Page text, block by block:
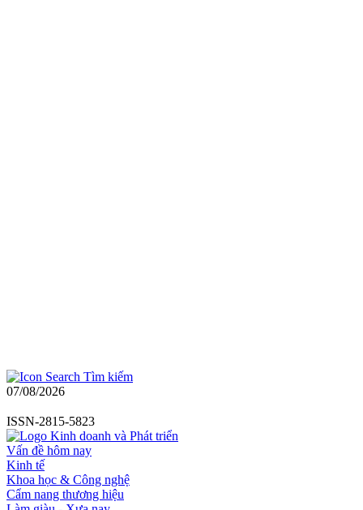
Tìm kiếm
07/08/2026
ISSN-2815-5823
Vấn đề hôm nay
Kinh tế
Khoa học & Công nghệ
Cẩm nang thương hiệu